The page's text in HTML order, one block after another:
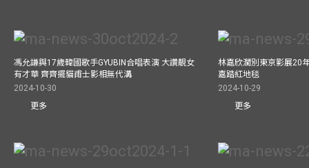
馮允謙與17歲韓國歌手GYUBIN合唱表演 大讚靚女
有才華 齊齊擺貓甫士影相無代溝
2024-10-30
更多
林嘉欣濶別東京影展20
嘉踏紅地毯
2024-10-29
更多